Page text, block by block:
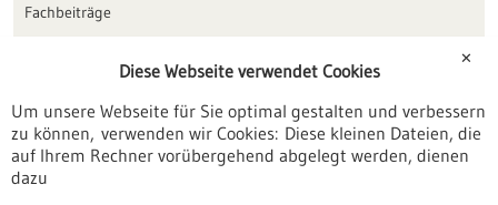
Fachbeiträge
Veranstaltungen
Erscheinungsdatum
✕
Diese Webseite verwendet Cookies
Um unsere Webseite für Sie optimal gestalten und verbessern
zu können, verwenden wir Cookies: Diese kleinen Dateien, die
auf Ihrem Rechner vorübergehend abgelegt werden, dienen
dazu